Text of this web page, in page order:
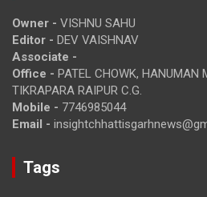
Owner - VISHNU SAHU
Editor - DEV VAISHNAV
Associate -
Office - PATEL CHOWK, HANUMAN
TIKRAPARA RAIPUR C.G.
Mobile - 7746985044
Email -
Tags